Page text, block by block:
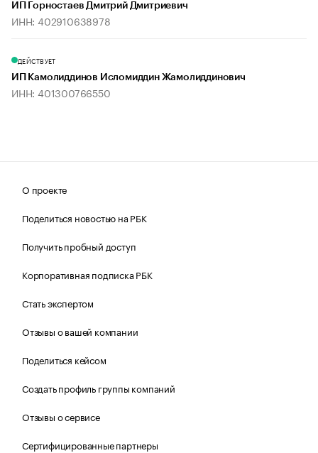
ИП Горностаев Дмитрий Дмитриевич
ИНН: 402910638978
ДЕЙСТВУЕТ
ИП Камолиддинов Исломиддин Жамолиддинович
ИНН: 401300766550
О проекте
Поделиться новостью на РБК
Получить пробный доступ
Корпоративная подписка РБК
Стать экспертом
Отзывы о вашей компании
Поделиться кейсом
Создать профиль группы компаний
Отзывы о сервисе
Сертифицированные партнеры